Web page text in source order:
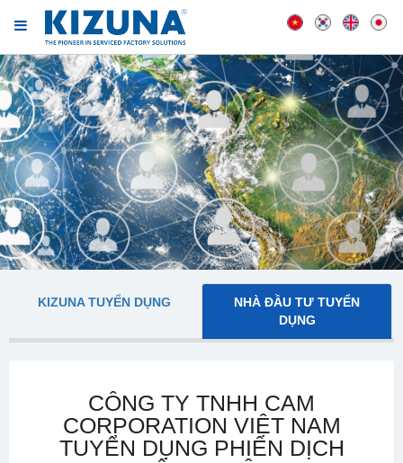
KIZUNA TUYỂN DỤNG
NHÀ ĐẦU TƯ TUYỂN
DỤNG
CÔNG TY TNHH CAM
CORPORATION VIỆT NAM
TUYỂN DỤNG PHIÊN DỊCH